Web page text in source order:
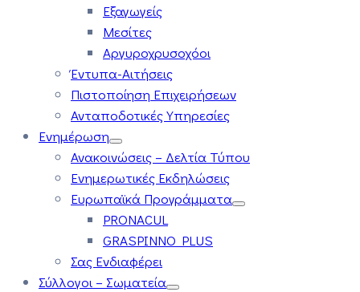
Εξαγωγείς
Μεσίτες
Αργυροχρυσοχόοι
Έντυπα-Αιτήσεις
Πιστοποίηση Επιχειρήσεων
Ανταποδοτικές Υπηρεσίες
Ενημέρωση
Ανακοινώσεις – Δελτία Τύπου
Ενημερωτικές Εκδηλώσεις
Ευρωπαϊκά Προγράμματα
PRONACUL
GRASPINNO PLUS
Σας Ενδιαφέρει
Σύλλογοι – Σωματεία